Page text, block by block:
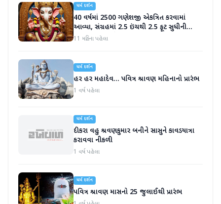
ધર્મ દર્શન
40 વર્ષમાં 2500 ગણેશજી એકત્રિત કરવામાં
આવ્યા, સંગ્રહમાં 2.5 ઇંચથી 2.5 ફૂટ સુધીની
મૂર્તિઓનો સમાવેશ
11 મહિના પહેલા
ધર્મ દર્શન
હર હર મહાદેવ... પવિત્ર શ્રાવણ મહિનાનો પ્રારંભ
1 વર્ષ પહેલા
ધર્મ દર્શન
દીકરા વહુ શ્રવણકુમાર બનીને સાસુને કાવડયાત્રા
કરાવવા નીકળી
1 વર્ષ પહેલા
ધર્મ દર્શન
પવિત્ર શ્રાવણ માસનો 25 જુલાઈથી પ્રારંભ